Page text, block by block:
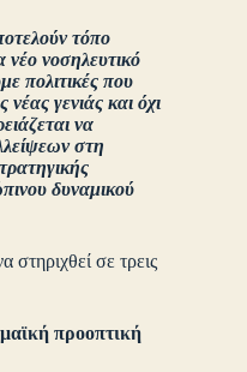
τόπο
νέο νοσηλευτικό
πολιτικές που
νέας γενιάς και όχι
να
στη
δυναμικού
στηριχθεί σε τρεις
προοπτική